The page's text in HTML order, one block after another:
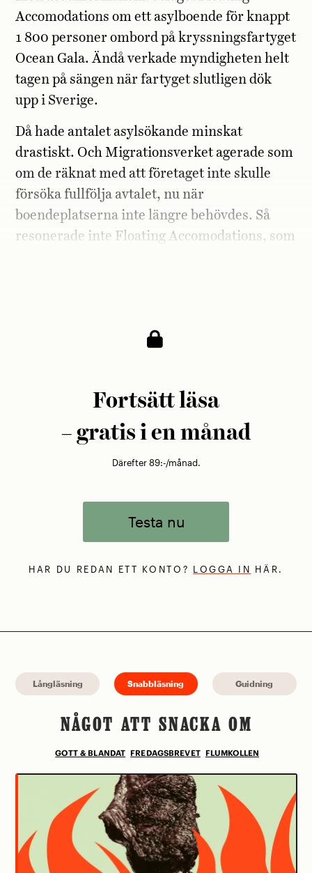
Accomodations om ett asylboende för knappt
1 800 personer ombord på kryssningsfartyget
Ocean Gala. Ändå verkade myndigheten helt
tagen på sängen när fartyget slutligen dök
upp i Sverige.
Då hade antalet asylsökande minskat
drastiskt. Och Migrationsverket agerade som
om de räknat med att företaget inte skulle
försöka fullfölja avtalet, nu när
boendeplatserna inte längre behövdes. Så
resonerade inte Floating Accomodations, som
Fortsätt läsa
– gratis i en månad
Därefter 89:-/månad.
Testa nu
HAR DU REDAN ETT KONTO? LOGGA IN HÄR.
Långläsning Snabbläsning Guidning
NÅGOT ATT SNACKA OM
GOTT & BLANDAT FREDAGSBREVET FLUMKOLLEN